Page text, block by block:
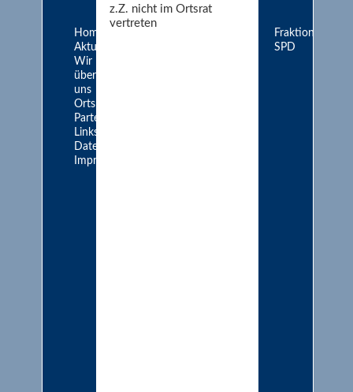
Home
Aktuelles
Wir
über
uns
Ortsrat
Parteien
Links
Datenschutz
Impressum
z.Z. nicht im Ortsrat
vertreten
Fraktion
SPD